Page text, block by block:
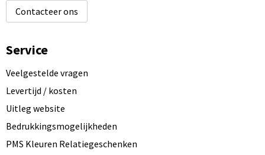
Contacteer ons
Service
Veelgestelde vragen
Levertijd / kosten
Uitleg website
Bedrukkingsmogelijkheden
PMS Kleuren Relatiegeschenken